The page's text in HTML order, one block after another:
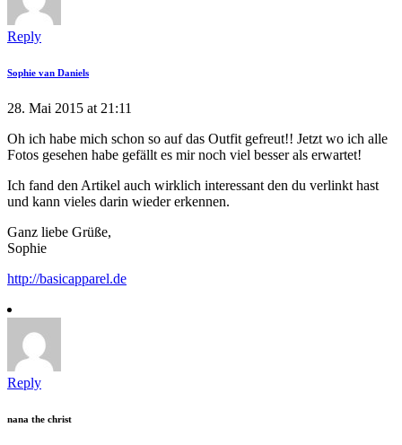
Reply
Sophie van Daniels
28. Mai 2015 at 21:11
Oh ich habe mich schon so auf das Outfit gefreut!! Jetzt wo ich alle
Fotos gesehen habe gefällt es mir noch viel besser als erwartet!
Ich fand den Artikel auch wirklich interessant den du verlinkt hast
und kann vieles darin wieder erkennen.
Ganz liebe Grüße,
Sophie
http://basicapparel.de
Reply
nana the christ